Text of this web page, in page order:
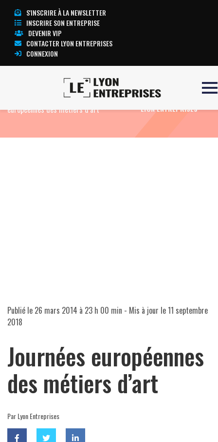
S'INSCRIRE À LA NEWSLETTER
INSCRIRE SON ENTREPRISE
DEVENIR VIP
CONTACTER LYON ENTREPRISES
CONNEXION
Agenda
Journées
européennes des métiers d’art
TOUTE L’ACTUALITÉ
LYON ENTREPRISES
Publié le 26 mars 2014 à 23 h 00 min - Mis à jour le11 septembre
2018
Journées européennes
des métiers d’art
Par Lyon Entreprises